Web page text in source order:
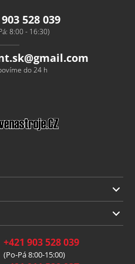
528 039
8:00 - 16:30)
@gmail.com
do 24 h
+421 903 528 039
(Po-Pá 8:00-15:00)